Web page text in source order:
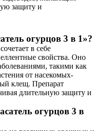
защиту и
огурцов 3 в 1»?
в себе
свойства. Оно
такими как
от насекомых-
клещ. Препарат
длительную защиту и
огурцов 3 в